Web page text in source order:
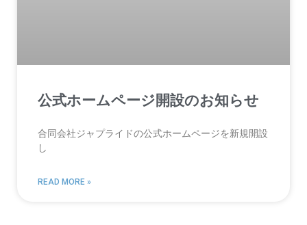
公式ホームページ開設のお知らせ
合同会社ジャプライドの公式ホームページを新規開設
し
READ MORE »